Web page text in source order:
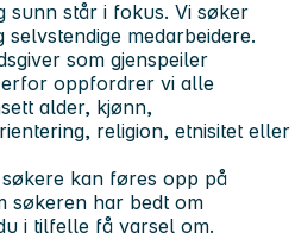
sunn står i fokus. Vi søker
selvstendige medarbeidere.
som gjenspeiler
oppfordrer vi alle
alder, kjønn,
religion, etnisitet eller
kan føres opp på
søkeren har bedt om
i tilfelle få varsel om.